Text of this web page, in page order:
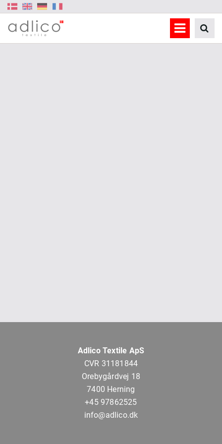
Adlico Textile ApS
CVR 31181844
Orebygårdvej 18
7400 Herning
+45 97862525
info@adlico.dk